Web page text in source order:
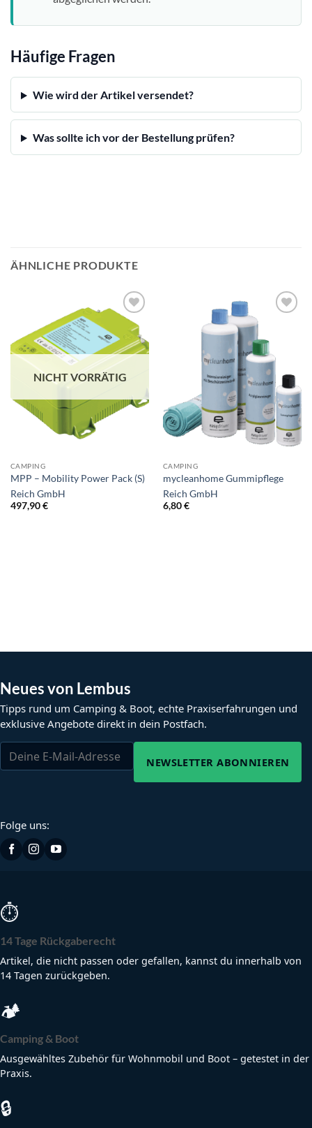
Häufige Fragen
Wie wird der Artikel versendet?
Was sollte ich vor der Bestellung prüfen?
ÄHNLICHE PRODUKTE
NICHT VORRÄTIG
CAMPING
MPP – Mobility Power Pack (S)
Reich GmbH
497,90€
CAMPING
mycleanhome Gummipflege
Reich GmbH
6,80€
Neues von Lembus
Tipps rund um Camping & Boot, echte Praxiserfahrungen und
exklusive Angebote direkt in dein Postfach.
NEWSLETTER ABONNIEREN
Folge uns:
⏱
14 Tage Rückgaberecht
Artikel, die nicht passen oder gefallen, kannst du innerhalb von
14 Tagen zurückgeben.
🏕
Camping & Boot
Ausgewähltes Zubehör für Wohnmobil und Boot – getestet in der
Praxis.
🔒